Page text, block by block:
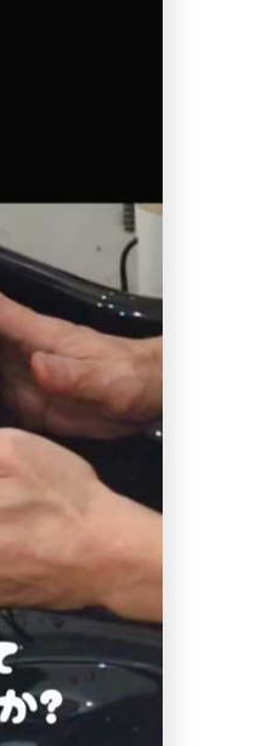
お子さん
デビュー
る、泣く